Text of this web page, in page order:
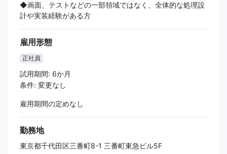
◆画面、テストなどの一部領域ではなく、全体的な処理設
計や実装経験がある方
雇用形態
正社員
試用期間: 6か月
条件: 変更なし
雇用期間の定めなし
勤務地
東京都千代田区三番町8-1 三番町東急ビル5F